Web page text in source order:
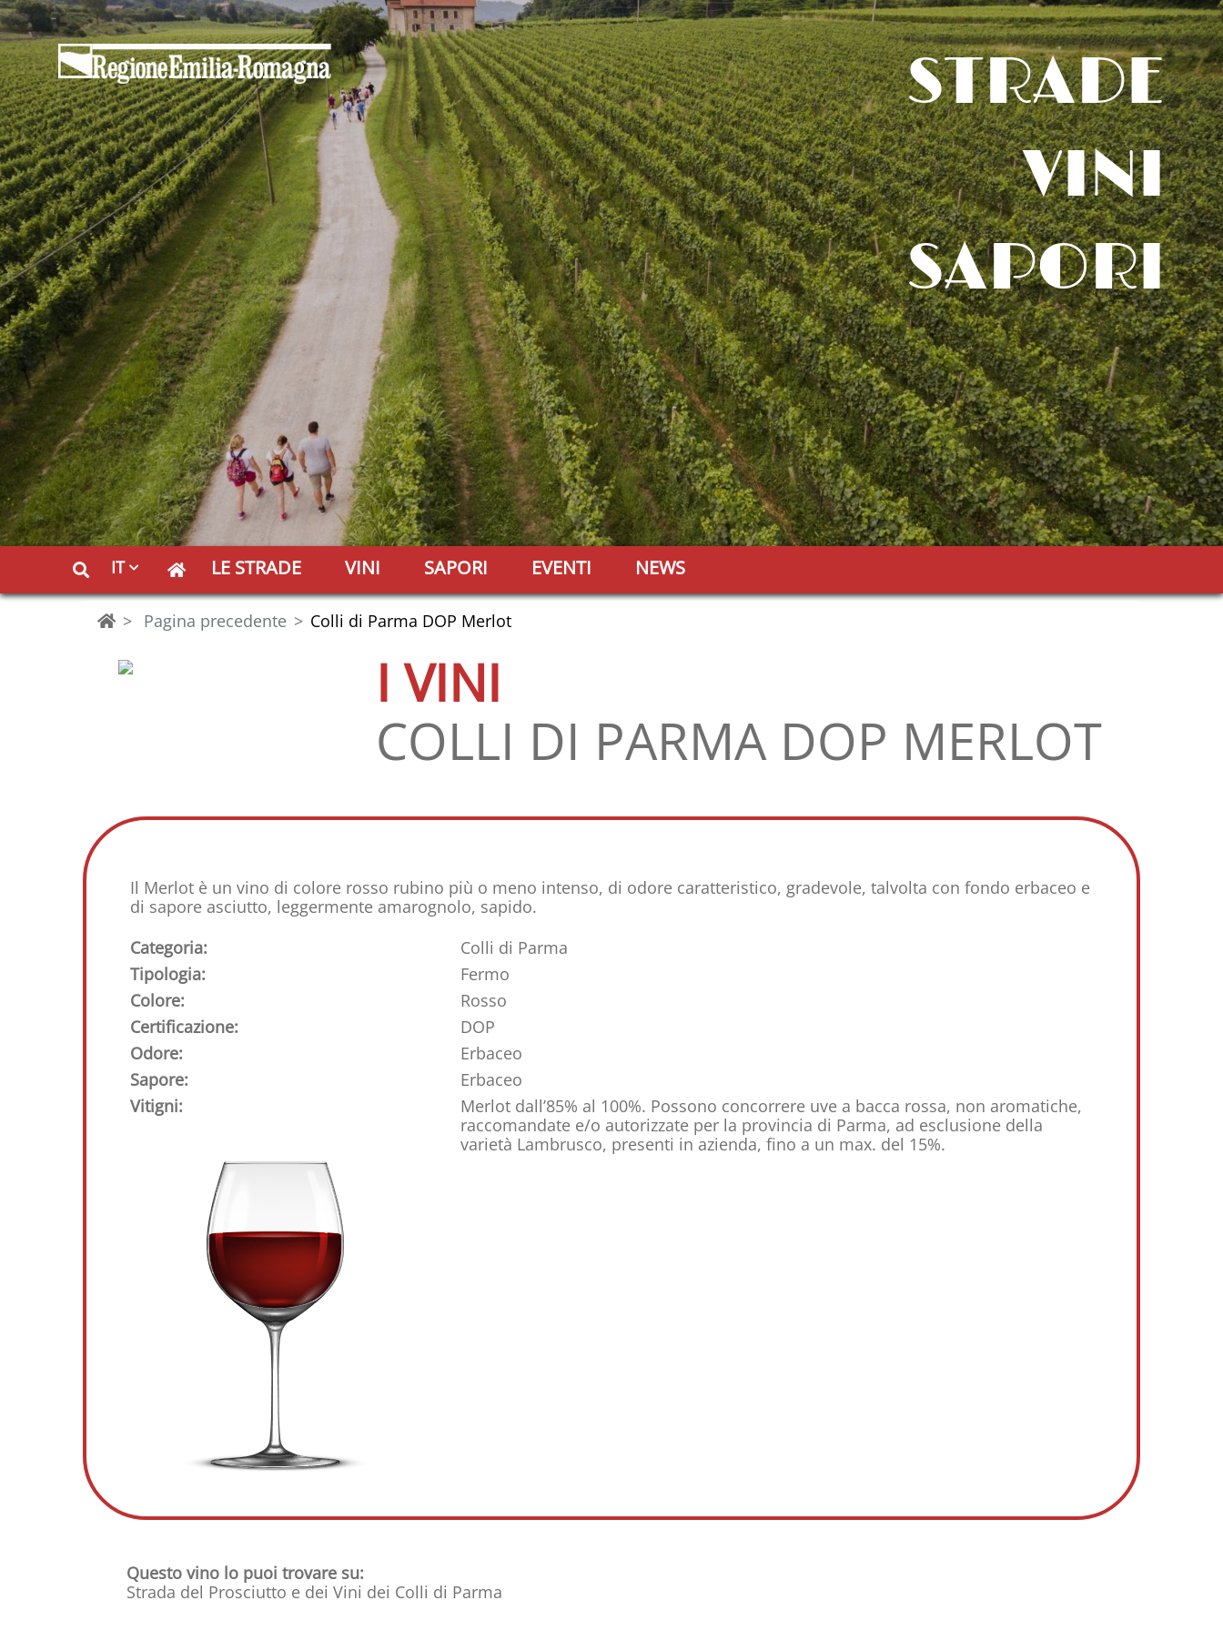
STRADE
VINI
SAPORI
IT LE STRADE VINI SAPORI EVENTI NEWS
Pagina precedente Colli di Parma DOP Merlot
I VINI
COLLI DI PARMA DOP MERLOT
Il Merlot è un vino di colore rosso rubino più o meno intenso, di odore caratteristico, gradevole, talvolta con fondo erbaceo e
di sapore asciutto, leggermente amarognolo, sapido.
Categoria:
Colli di Parma
Tipologia:
Fermo
Colore:
Rosso
Certificazione:
DOP
Odore:
Erbaceo
Sapore:
Erbaceo
Vitigni:
Merlot dall’85% al 100%. Possono concorrere uve a bacca rossa, non aromatiche,
raccomandate e/o autorizzate per la provincia di Parma, ad esclusione della
varietà Lambrusco, presenti in azienda, fino a un max. del 15%.
Questo vino lo puoi trovare su:
Strada del Prosciutto e dei Vini dei Colli di Parma